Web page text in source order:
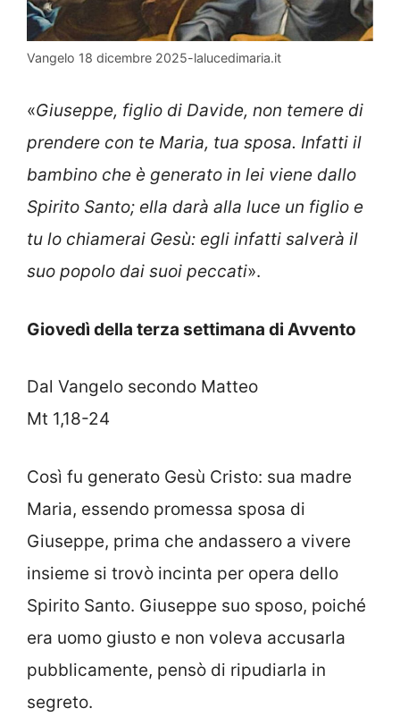
Vangelo 18 dicembre 2025-lalucedimaria.it
«Giuseppe, figlio di Davide, non temere di
prendere con te Maria, tua sposa. Infatti il
bambino che è generato in lei viene dallo
Spirito Santo; ella darà alla luce un figlio e
tu lo chiamerai Gesù: egli infatti salverà il
suo popolo dai suoi peccati».
Giovedì della terza settimana di Avvento
Dal Vangelo secondo Matteo
Mt 1,18-24
Così fu generato Gesù Cristo: sua madre
Maria, essendo promessa sposa di
Giuseppe, prima che andassero a vivere
insieme si trovò incinta per opera dello
Spirito Santo. Giuseppe suo sposo, poiché
era uomo giusto e non voleva accusarla
pubblicamente, pensò di ripudiarla in
segreto.